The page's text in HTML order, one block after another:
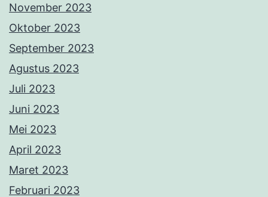
November 2023
Oktober 2023
September 2023
Agustus 2023
Juli 2023
Juni 2023
Mei 2023
April 2023
Maret 2023
Februari 2023